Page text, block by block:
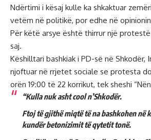
Ndërtimi i kësaj kulle ka shkaktuar
vetëm në politikë, por edhe në
Për këtë arsye është thirrur një
saj.
Këshilltari bashkiak i PD-së në Shkodër,
njoftuar në rrjetet sociale se protesta
orën 19:00 të 22 korrikut, tek sheshi
“Kulla nuk asht cool n’Shkodër.
Ftoj të gjithë miqtë të na bashkohen në
kundër betonizimit të qytetit tonë.